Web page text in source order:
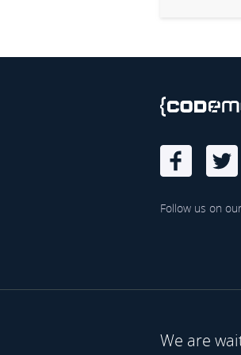
Follow us on
We are